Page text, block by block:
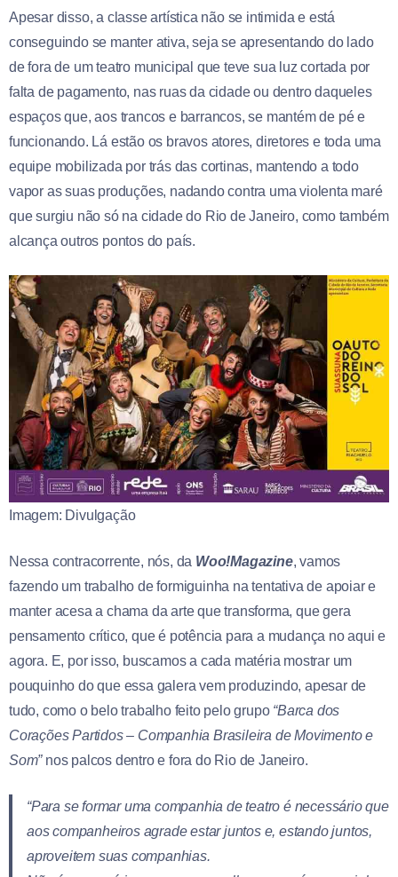
Apesar disso, a classe artística não se intimida e está
conseguindo se manter ativa, seja se apresentando do lado
de fora de um teatro municipal que teve sua luz cortada por
falta de pagamento, nas ruas da cidade ou dentro daqueles
espaços que, aos trancos e barrancos, se mantém de pé e
funcionando. Lá estão os bravos atores, diretores e toda uma
equipe mobilizada por trás das cortinas, mantendo a todo
vapor as suas produções, nadando contra uma violenta maré
que surgiu não só na cidade do Rio de Janeiro, como também
alcança outros pontos do país.
Imagem: Divulgação
Nessa contracorrente, nós, da Woo!Magazine, vamos
fazendo um trabalho de formiguinha na tentativa de apoiar e
manter acesa a chama da arte que transforma, que gera
pensamento crítico, que é potência para a mudança no aqui e
agora. E, por isso, buscamos a cada matéria mostrar um
pouquinho do que essa galera vem produzindo, apesar de
tudo, como o belo trabalho feito pelo grupo “Barca dos
Corações Partidos – Companhia Brasileira de Movimento e
Som”nos palcos dentro e fora do Rio de Janeiro.
“Para se formar uma companhia de teatro é necessário que
aos companheiros agrade estar juntos e, estando juntos,
aproveitem suas companhias.